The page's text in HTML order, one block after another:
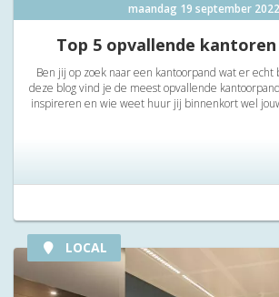
maandag 19 september 2022
Top 5 opvallende kantoren
Ben jij op zoek naar een kantoorpand wat er echt
deze blog vind je de meest opvallende
inspireren en wie weet huur jij binnenkort wel
LOCAL